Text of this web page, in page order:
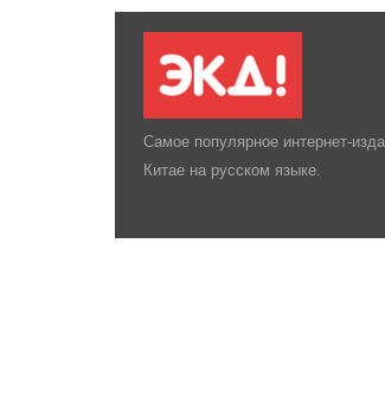
Самое популярное интернет-
Китае на русском языке.